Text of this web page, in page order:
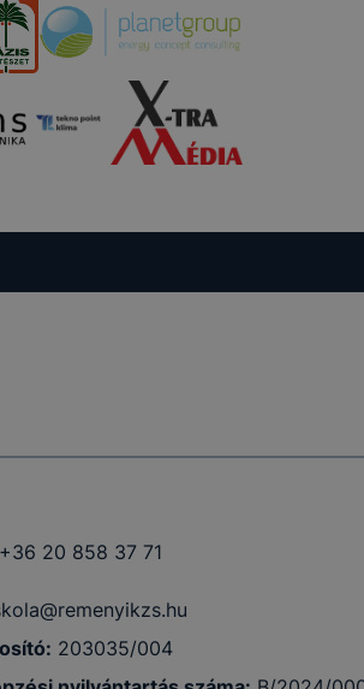
+36 20 858 37 71
203035/004